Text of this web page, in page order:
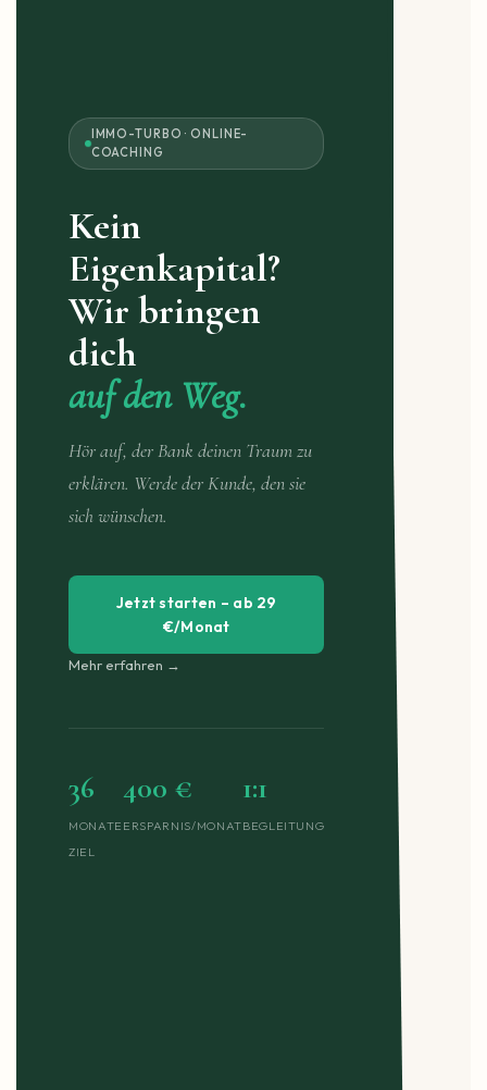
IMMO-TURBO · ONLINE-
COACHING
Kein
Eigenkapital?
Wir bringen
dich
auf den Weg.
Hör auf, der Bank deinen Traum zu
erklären. Werde der Kunde, den sie
sich wünschen.
Jetzt starten – ab 29
€/Monat
Mehr erfahren →
36
MONATE
ZIEL
400 €
ERSPARNIS/MONAT
1:1
BEGLEITUNG